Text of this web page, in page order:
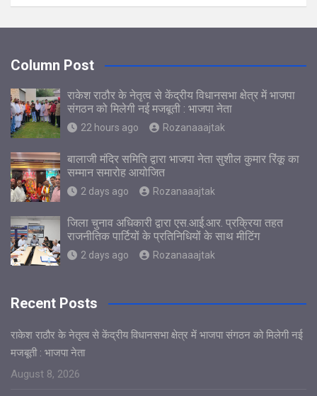
Column Post
राकेश राठौर के नेतृत्व से केंद्रीय विधानसभा क्षेत्र में भाजपा
संगठन को मिलेगी नई मजबूती : भाजपा नेता
22 hours ago Rozanaaajtak
बालाजी मंदिर समिति द्वारा भाजपा नेता सुशील कुमार रिंकू का
सम्मान समारोह आयोजित
2 days ago Rozanaaajtak
जिला चुनाव अधिकारी द्वारा एस.आई.आर. प्रक्रिया तहत
राजनीतिक पार्टियों के प्रतिनिधियों के साथ मीटिंग
2 days ago Rozanaaajtak
Recent Posts
राकेश राठौर के नेतृत्व से केंद्रीय विधानसभा क्षेत्र में भाजपा संगठन को मिलेगी नई
मजबूती : भाजपा नेता
August 8, 2026